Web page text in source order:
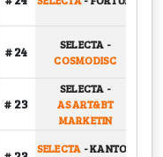
# 24 SELECTA -
COSMODISC
# 23
SELECTA -
ASART&BT
MARKETIN
SELECTA -KANTOR